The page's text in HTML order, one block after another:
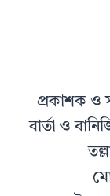
প্রকাশক ও
বার্তা ও